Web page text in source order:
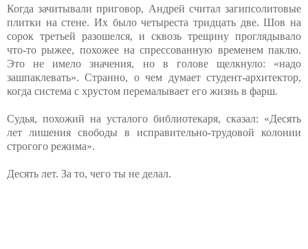
Когда зачитывали приговор, Андрей считал загипсолитовые
плитки на стене. Их было четыреста тридцать две. Шов на
сорок третьей разошелся, и сквозь трещину проглядывало
что-то рыжее, похожее на спрессованную временем паклю.
Это не имело значения, но в голове щелкнуло: «надо
зашпаклевать». Странно, о чем думает студент-архитектор,
когда система с хрустом перемалывает его жизнь в фарш.
Судья, похожий на усталого библиотекаря, сказал: «Десять
лет лишения свободы в исправительно-трудовой колонии
строгого режима».
Десять лет. За то, чего ты не делал.